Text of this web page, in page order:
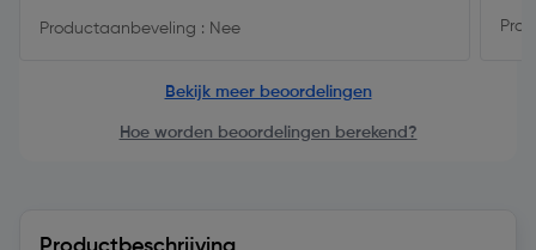
Productaanbeveling : Nee
Bekijk meer beoordelingen
Hoe worden beoordelingen berekend?